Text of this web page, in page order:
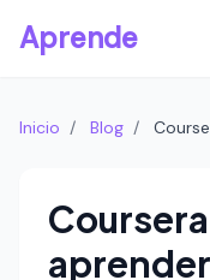
Aprende
Inicio / Blog /